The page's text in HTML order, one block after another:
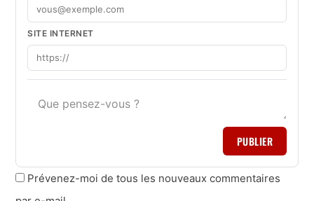
SITE INTERNET
PUBLIER
Prévenez-moi de tous les nouveaux commentaires